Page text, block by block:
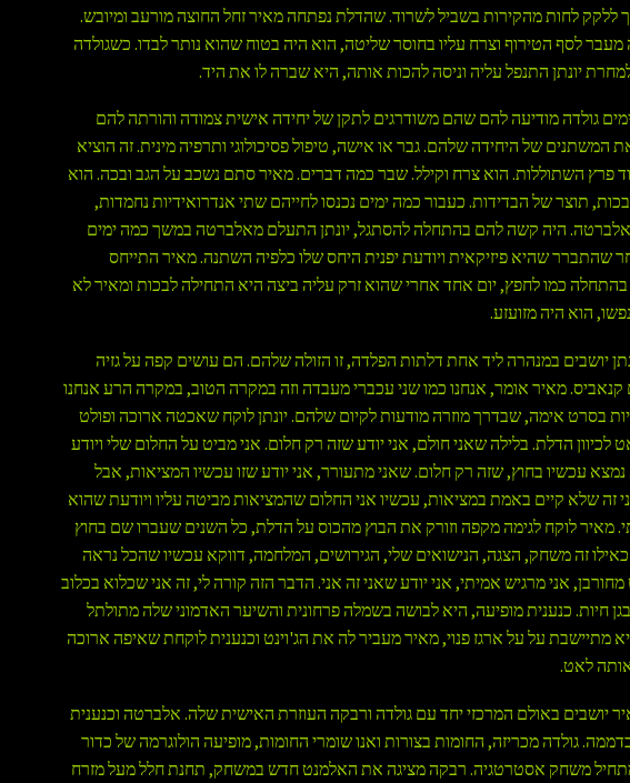
ללקק לחות מהקירות בשביל לשרוד. שהדלת נפתחה מאיר זחל החוצה מורעב ומיובש.
מעבר לסף הטירוף וצרח עליו בחוסר שליטה, הוא היה בטוח שהוא נותר לבדו. כשגולדה
יונתן התנפל עליה וניסה להכות אותה, היא שברה לו את היד.
גולדה מודיעה להם שהם משודרגים לתקן של יחידה אישית צמודה והורתה להם
המשתנים של היחידה שלהם. גבר או אישה, טיפול פסיכולוגי ותרפיה מינית. זה הוציא
פרץ השתוללות. הוא צרח וקילל. שבר כמה דברים. מאיר סתם נשכב על הגב ובכה. הוא
תוצר של הבדידות. כעבור כמה ימים נכנסו לחייהם שתי אנדרואידיות נחמדות,
היה קשה להם בהתחלה להסתגל, יונתן התעלם מאלברטה במשך כמה ימים
שהתברר שהיא פיזיקאית ויודעת יפנית היחס שלו כלפיה השתנה. מאיר התייחס
בהתחלה כמו לחפץ, יום אחד אחרי שהוא זרק עליה ביצה היא התחילה לבכות ומאיר לא
הוא היה מזועזע.
יושבים במנהרה ליד אחת דלתות הפלדה, זו הזולה שלהם. הם עושים קפה על גזיה
קנאביס. מאיר אומר, אנחנו כמו שני עכברי מעבדה וזה במקרה הטוב, במקרה הרע אנחנו
בסרט אימה, שבדרך מוזרה מודעות לקיום שלהם. יונתן לוקח שאכטה ארוכה ופולט
לכיוון הדלת. בלילה שאני חולם, אני יודע שזה רק חלום. אני מביט על החלום שלי ויודע
עכשיו בחוץ, שזה רק חלום. שאני מתעורר, אני יודע שזו עכשיו המציאות, אבל
זה שלא קיים באמת במציאות, עכשיו אני החלום שהמציאות מביטה עליו ויודעת שהוא
מאיר לוקח לגימה מקפה וזורק את הבוץ מהכוס על הדלת, כל השנים שעברו שם בחוץ
זה משחק, הצגה, הנישואים שלי, הגירושים, המלחמה, דווקא עכשיו שהכל נראה
אני מרגיש אמיתי, אני יודע שאני זה אני. הדבר הזה קורה לי, זה אני שכלוא בכלוב
חיות. כנענית מופיעה, היא לבושה בשמלה פרחונית והשיער האדמוני שלה מתולתל
מתיישבת על על ארגז פנוי, מאיר מעביר לה את הג'וינט וכנענית לוקחת שאיפה ארוכה
לאט.
יושבים באולם המרכזי יחד עם גולדה ורבקה העוזרת האישית שלה. אלברטה וכנענית
גולדה מכריזה, החומות בצורות ואנו שומרי החומות, מופיעה הולוגרמה של כדור
משחק אסטרטגיה. רבקה מציגה את האלמנט חדש במשחק, תחנת חלל מעל מזרח